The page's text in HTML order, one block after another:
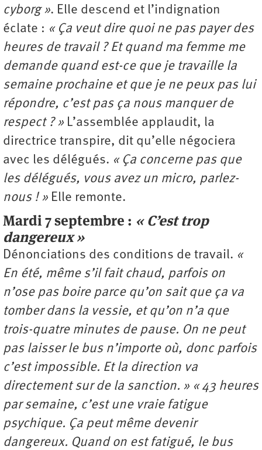
cyborg ». Elle descend et l’indignation
éclate : « Ça veut dire quoi ne pas payer des
heures de travail ? Et quand ma femme me
demande quand est-ce que je travaille la
semaine prochaine et que je ne peux pas lui
répondre, c’est pas ça nous manquer de
respect ? » L’assemblée applaudit, la
directrice transpire, dit qu’elle négociera
avec les délégués. « Ça concerne pas que
les délégués, vous avez un micro, parlez-
nous ! » Elle remonte.
Mardi 7 septembre : « C’est trop
dangereux »
Dénonciations des conditions de travail. «
En été, même s’il fait chaud, parfois on
n’ose pas boire parce qu’on sait que ça va
tomber dans la vessie, et qu’on n’a que
trois-quatre minutes de pause. On ne peut
pas laisser le bus n’importe où, donc parfois
c’est impossible. Et la direction va
directement sur de la sanction. » « 43 heures
par semaine, c’est une vraie fatigue
psychique. Ça peut même devenir
dangereux. Quand on est fatigué, le bus